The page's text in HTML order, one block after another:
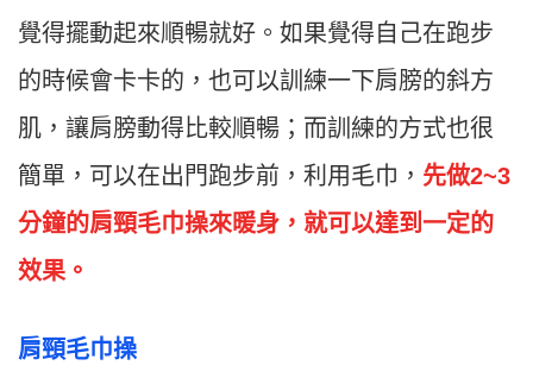
覺得擺動起來順暢就好。如果覺得自己在跑步
的時候會卡卡的，也可以訓練一下肩膀的斜方
肌，讓肩膀動得比較順暢；而訓練的方式也很
簡單，可以在出門跑步前，利用毛巾， 先做2~3
分鐘的肩頸毛巾操來暖身，就可以達到一定的
效果。
肩頸毛巾操